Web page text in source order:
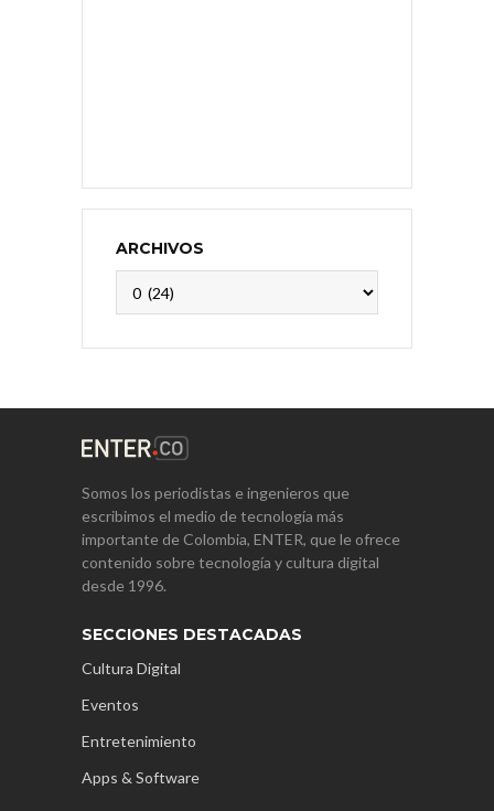
ARCHIVOS
Somos los periodistas e ingenieros que
escribimos el medio de tecnología más
importante de Colombia, ENTER, que le ofrece
contenido sobre tecnología y cultura digital
desde 1996.
SECCIONES DESTACADAS
Cultura Digital
Eventos
Entretenimiento
Apps & Software